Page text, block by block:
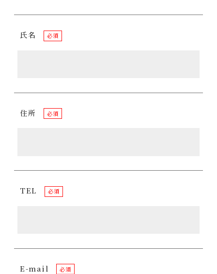
氏名 必須
住所 必須
TEL 必須
E-mail 必須